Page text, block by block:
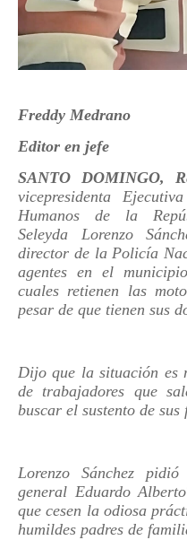
Freddy Medrano
Editor en jefe
SANTO DOMINGO,
vicepresidenta
Humanos de la
Seleyda Lorenzo
director de la Policía
agentes en el
cuales retienen las
pesar de que tienen sus
Dijo que la situación es
de trabajadores que
buscar el sustento de sus
Lorenzo Sánchez
general Eduardo
que cesen la odiosa
humildes padres de